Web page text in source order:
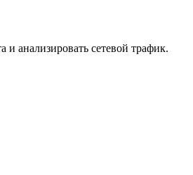
анализировать сетевой трафик.